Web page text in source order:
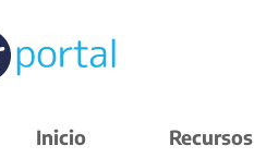
Inicio Recursos